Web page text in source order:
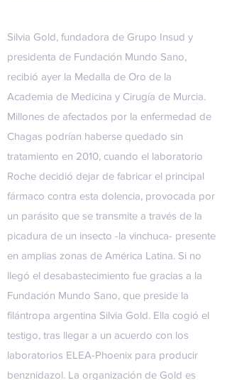
Silvia Gold, fundadora de Grupo Insud y
presidenta de Fundación Mundo Sano,
recibió ayer la Medalla de Oro de la
Academia de Medicina y Cirugía de Murcia.
Millones de afectados por la enfermedad de
Chagas podrían haberse quedado sin
tratamiento en 2010, cuando el laboratorio
Roche decidió dejar de fabricar el principal
fármaco contra esta dolencia, provocada por
un parásito que se transmite a través de la
picadura de un insecto -la vinchuca- presente
en amplias zonas de América Latina. Si no
llegó el desabastecimiento fue gracias a la
Fundación Mundo Sano, que preside la
filántropa argentina Silvia Gold. Ella cogió el
testigo, tras llegar a un acuerdo con los
laboratorios ELEA-Phoenix para producir
benznidazol. La organización de Gold es